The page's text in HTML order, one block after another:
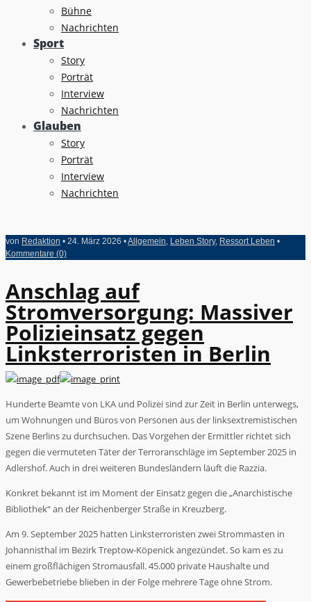
Bühne
Nachrichten
Sport
Story
Porträt
Interview
Nachrichten
Glauben
Story
Porträt
Interview
Nachrichten
von Redaktion • 24. März 2026 •Allgemein Leben Story, Ressort Leben •
Kommentare (0)
Anschlag auf
Stromversorgung: Massiver
Polizieinsatz gegen
Linksterroristen in Berlin
Hunderte Beamte von LKA und Polizei sind zur Zeit in Berlin unterwegs,
um Wohnungen und Büros von Personen aus der linksextremistischen
Szene Berlins zu durchsuchen. Das Vorgehen der Ermittler richtet sich
gegen die vermuteten Täter der Terroranschläge im September 2025 in
Adlershof. Auch in drei weiteren Bundesländern läuft die Razzia.
Konkret bekannt ist im Moment der Einsatz gegen die „Anarchistische
Bibliothek“ an der Reichenberger Straße in Kreuzberg.
Am 9. September 2025 hatten Linksterroristen zwei Strommasten in
Johannisthal im Bezirk Treptow-Köpenick angezündet. So kam es zu
einem großflächigen Stromausfall. 45.000 private Haushalte und
Gewerbebetriebe blieben in der Folge mehrere Tage ohne Strom.